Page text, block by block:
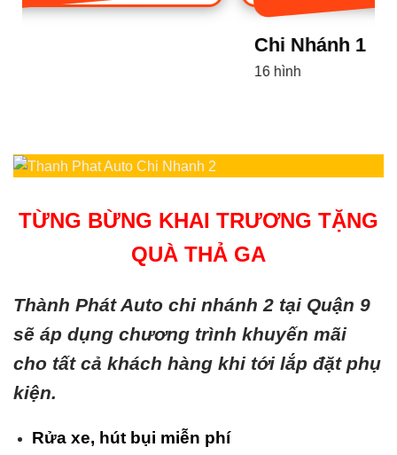
TỪNG BỪNG KHAI TRƯƠNG TẶNG
QUÀ THẢ GA
Thành Phát Auto chi nhánh 2 tại Quận 9
sẽ áp dụng chương trình khuyến mãi
cho tất cả khách hàng khi tới lắp đặt phụ
kiện.
Rửa xe, hút bụi miễn phí